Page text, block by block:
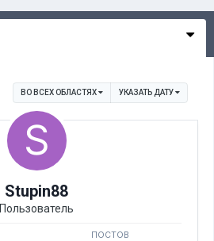
ВО ВСЕХ ОБЛАСТЯХ УКАЗАТЬ ДАТУ
Stupin88
Пользователь
ПОСТОВ